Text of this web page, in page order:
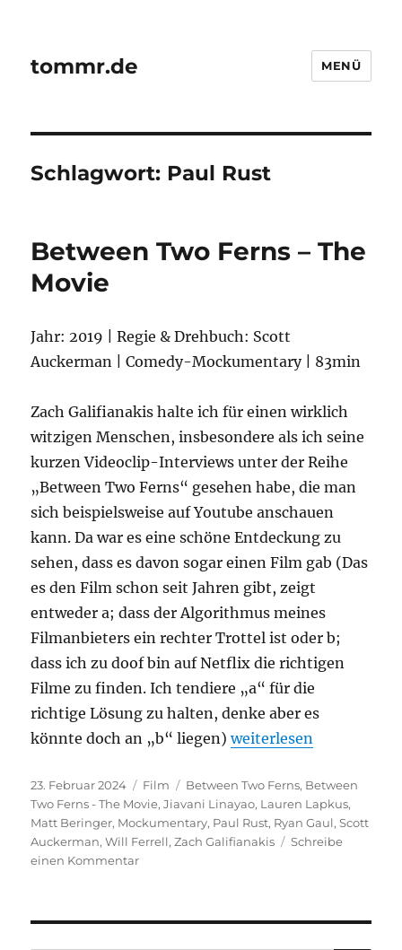
tommr.de MENÜ
Schlagwort: Paul Rust
Between Two Ferns – The
Movie
Jahr: 2019 | Regie & Drehbuch: Scott
Auckerman | Comedy-Mockumentary | 83min
Zach Galifianakis halte ich für einen wirklich
witzigen Menschen, insbesondere als ich seine
kurzen Videoclip-Interviews unter der Reihe
„Between Two Ferns“ gesehen habe, die man
sich beispielsweise auf Youtube anschauen
kann. Da war es eine schöne Entdeckung zu
sehen, dass es davon sogar einen Film gab (Das
es den Film schon seit Jahren gibt, zeigt
entweder a; dass der Algorithmus meines
Filmanbieters ein rechter Trottel ist oder b;
dass ich zu doof bin auf Netflix die richtigen
Filme zu finden. Ich tendiere „a“ für die
richtige Lösung zu halten, denke aber es
könnte doch an „b“ liegen)„Between Two Ferns –
weiterlesen
Veröffentlicht
am
23. Februar 2024 Kategorien
Film Schlagwörter
Between Two Ferns, Between
Two Ferns - The Movie,Jiavani Linayao, Lauren Lapkus,
Matt Beringer, Mockumentary, Paul Rust, Ryan Gaul,Scott
Auckerman,Will Ferrell,Zach Galifianakis
Schreibe
einen Kommentarzu